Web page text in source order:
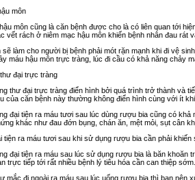
môn
môn cũng là căn bệnh được cho là có liên quan tới
vết rách ở niêm mạc hậu môn khiến bệnh nhân đau rát
sẽ làm cho người bị bệnh phải mót rặn mạnh khi đi vệ
máu hậu môn trực tràng, lúc đi cầu có khả năng chảy
đại trực tràng
thư đại trực tràng điển hình bởi quá trình trở thành và
của căn bệnh này thường không điển hình cùng với ít
đại tiện ra máu tươi sau lúc dùng rượu bia cũng có
khác như đau đớn bụng, chán ăn, mệt mỏi, sụt cân
tiện ra máu tươi sau khi sử dụng rượu bia cần phải khiến
đại tiện ra máu sau lúc sử dụng rượu bia là băn khoăn
trực tiếp tới rất nhiều bệnh lý tiêu hóa cần can thiệp sớm.
mắc đi ngoài ra máu sau lúc uống rượu bia thì bạn nên